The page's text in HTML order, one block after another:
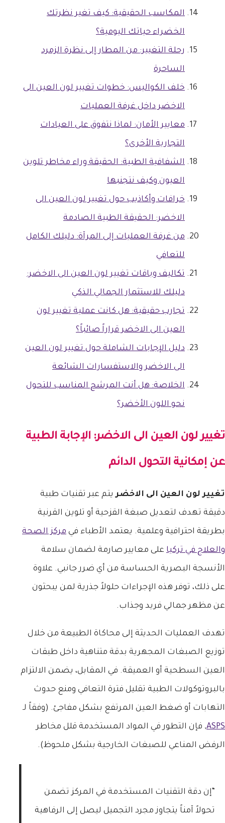
المكاسب الحقيقية: كيف تغير نظرتك
الخضراء حياتك اليومية؟
رحلة التغيير: من المطار إلى نظرة الزمرد
الساحرة
خلف الكواليس: خطوات تغيير لون العين الى
الاخضر داخل غرفة العمليات
معايير الأمان: لماذا نتفوق على العيادات
التجارية الأخرى؟
الشفافية الطبية: الحقيقة وراء مخاطر تلوين
العيون وكيف نتجنبها
خرافات وأكاذيب حول تغيير لون العين الى
الاخضر: الحقيقة الطبية الصادمة
من غرفة العمليات إلى المرآة: دليلك الكامل
للتعافي
تكاليف وباقات تغيير لون العين الى الاخضر:
دليلك للاستثمار الجمالي الذكي
تجارب حقيقية: هل كانت عملية تغيير لون
العين الى الاخضر قراراً صائباً؟
دليل الإجابات الشاملة حول تغيير لون العين
الى الاخضر والاستفسارات الشائعة
الخلاصة: هل أنت المرشح المناسب للتحول
نحو اللون الأخضر؟
تغيير لون العين الى الاخضر: الإجابة الطبية
عن إمكانية التحول الدائم
تغيير لون العين الى الاخضريتم عبر تقنيات طبية
دقيقة تهدف لتعديل صبغة القزحية أو تلوين القرنية
بطريقة احترافية وعلمية. يعتمد الأطباء في مركز الصحة
والعلاج في تركيا على معايير صارمة لضمان سلامة
الأنسجة البصرية الحساسة من أي ضرر جانبي. علاوة
على ذلك، توفر هذه الإجراءات حلولاً جذرية لمن يبحثون
عن مظهر جمالي فريد وجذاب.
تهدف العمليات الحديثة إلى محاكاة الطبيعة من خلال
توزيع الصبغات المجهرية بدقة متناهية داخل طبقات
العين السطحية أو العميقة. في المقابل، يضمن الالتزام
بالبروتوكولات الطبية تقليل فترة التعافي ومنع حدوث
التهابات أو ضغط العين المرتفع بشكل مفاجئ. (وفقاً لـ
ASPS, فإن التطور في المواد المستخدمة قلل مخاطر
الرفض المناعي للصبغات الخارجية بشكل ملحوظ).
“إن دقة التقنيات المستخدمة في المركز تضمن
تحولاً آمناً يتجاوز مجرد التجميل ليصل إلى الرفاهية